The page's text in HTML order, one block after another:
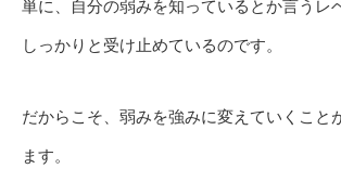
単に、自分の弱みを知っているとか言うレ
しっかりと受け止めているのです。
だからこそ、弱みを強みに変えていくこと
ます。